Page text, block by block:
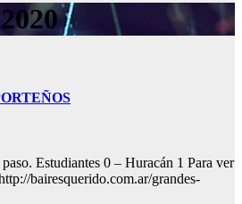
Estudiantes 0 – Huracán 1 Para ver
bairesquerido.com.ar/grandes-